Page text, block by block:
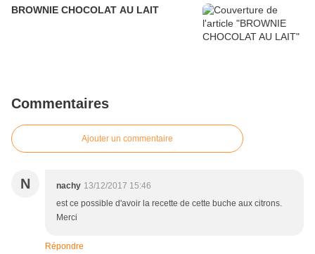
BROWNIE CHOCOLAT AU LAIT
Commentaires
Ajouter un commentaire
N nachy 13/12/2017 15:46
est ce possible d'avoir la recette de cette buche aux citrons.
Merci
Répondre